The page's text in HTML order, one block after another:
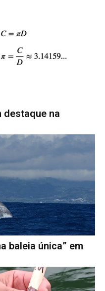
destaque na
baleia única” em